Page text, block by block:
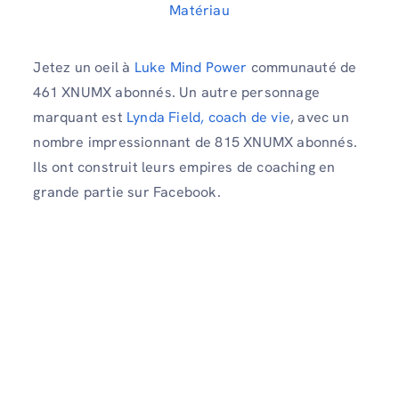
Matériau
Jetez un oeil à Luke Mind Power communauté de
461 XNUMX abonnés. Un autre personnage
marquant est Lynda Field, coach de vie, avec un
nombre impressionnant de 815 XNUMX abonnés.
Ils ont construit leurs empires de coaching en
grande partie sur Facebook.